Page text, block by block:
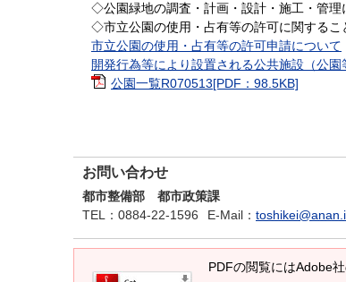
◇公園緑地の調査・計画・設計・施工・管理
◇市立公園の使用・占有等の許可に関するこ
市立公園の使用・占有等の許可申請について
開発行為等により設置される公共施設（公園
公園一覧R070513[PDF：98.5KB]
お問い合わせ
都市整備部 都市政策課
TEL
：0884-22-1596 E-Mail ：
PDFの閲覧にはAdobe